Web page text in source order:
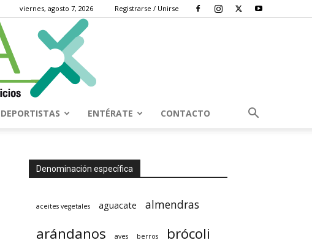
viernes, agosto 7, 2026 Registrarse / Unirse
ENTÉRATE CONTACTO
Denominación específica
aceites vegetales aguacate almendras
arándanos aves berros brócoli